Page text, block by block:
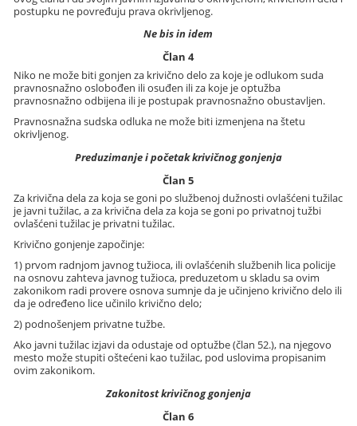
postupku ne povređuju prava okrivljenog.
Ne bis in idem
Član 4
Niko ne može biti gonjen za krivično delo za koje je odlukom suda
pravnosnažno oslobođen ili osuđen ili za koje je optužba
pravnosnažno odbijena ili je postupak pravnosnažno obustavljen.
Pravnosnažna sudska odluka ne može biti izmenjena na štetu
okrivljenog.
Preduzimanje i početak krivičnog gonjenja
Član 5
Za krivična dela za koja se goni po službenoj dužnosti ovlašćeni tužilac
je javni tužilac, a za krivična dela za koja se goni po privatnoj tužbi
ovlašćeni tužilac je privatni tužilac.
Krivično gonjenje započinje:
1) prvom radnjom javnog tužioca, ili ovlašćenih službenih lica policije
na osnovu zahteva javnog tužioca, preduzetom u skladu sa ovim
zakonikom radi provere osnova sumnje da je učinjeno krivično delo ili
da je određeno lice učinilo krivično delo;
2) podnošenjem privatne tužbe.
Ako javni tužilac izjavi da odustaje od optužbe (član 52.), na njegovo
mesto može stupiti oštećeni kao tužilac, pod uslovima propisanim
ovim zakonikom.
Zakonitost krivičnog gonjenja
Član 6